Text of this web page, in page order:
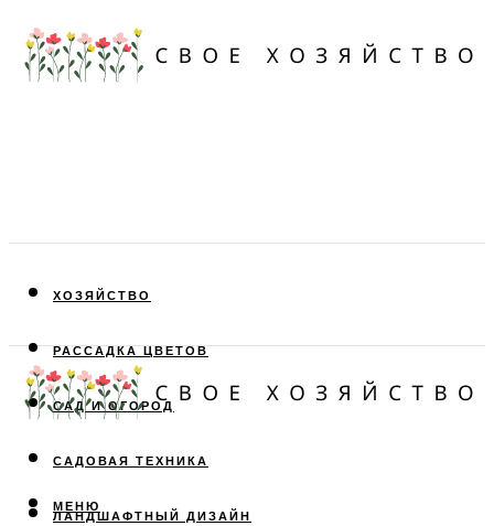
ХОЗЯЙСТВО
РАССАДКА ЦВЕТОВ
САД И ОГОРОД
САДОВАЯ ТЕХНИКА
ЛАНДШАФТНЫЙ ДИЗАЙН
МЕНЮ